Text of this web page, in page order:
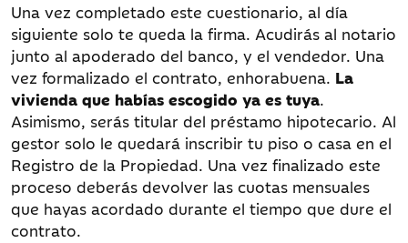
Una vez completado este cuestionario, al día
siguiente solo te queda la firma. Acudirás al notario
junto al apoderado del banco, y el vendedor. Una
vez formalizado el contrato, enhorabuena. La
vivienda que habías escogido ya es tuya.
Asimismo, serás titular del préstamo hipotecario. Al
gestor solo le quedará inscribir tu piso o casa en el
Registro de la Propiedad. Una vez finalizado este
proceso deberás devolver las cuotas mensuales
que hayas acordado durante el tiempo que dure el
contrato.